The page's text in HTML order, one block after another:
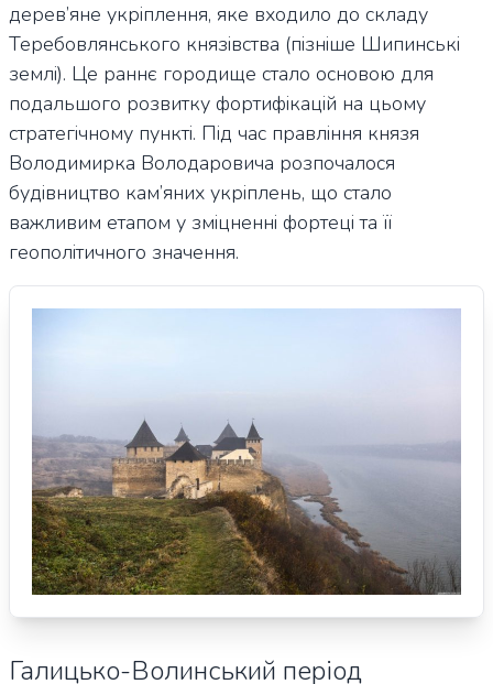
дерев’яне укріплення, яке входило до складу
Теребовлянського князівства (пізніше Шипинські
землі). Це раннє городище стало основою для
подальшого розвитку фортифікацій на цьому
стратегічному пункті. Під час правління князя
Володимирка Володаровича розпочалося
будівництво кам’яних укріплень, що стало
важливим етапом у зміцненні фортеці та її
геополітичного значення.
Галицько-Волинський період